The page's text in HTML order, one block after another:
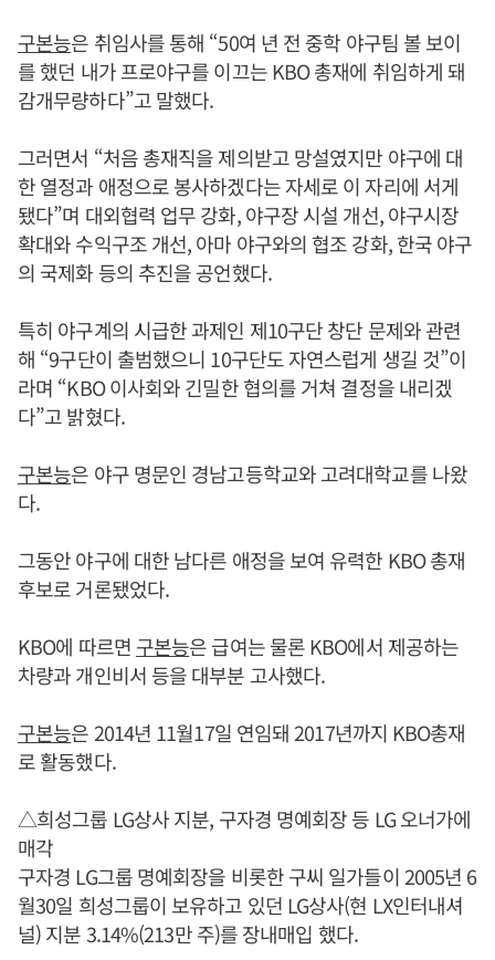
구본능은 취임사를 통해 “50여 년 전 중학 야구팀 볼 보이
를 했던 내가 프로야구를 이끄는 KBO 총재에 취임하게 돼
감개무량하다”고 말했다.
그러면서 “처음 총재직을 제의받고 망설였지만 야구에 대
한 열정과 애정으로 봉사하겠다는 자세로 이 자리에 서게
됐다”며 대외협력 업무 강화, 야구장 시설 개선, 야구시장
확대와 수익구조 개선, 아마 야구와의 협조 강화, 한국 야구
의 국제화 등의 추진을 공언했다.
특히 야구계의 시급한 과제인 제10구단 창단 문제와 관련
해 “9구단이 출범했으니 10구단도 자연스럽게 생길 것”이
라며 “KBO 이사회와 긴밀한 협의를 거쳐 결정을 내리겠
다”고 밝혔다.
구본능은 야구 명문인 경남고등학교와 고려대학교를 나왔
다.
그동안 야구에 대한 남다른 애정을 보여 유력한 KBO 총재
후보로 거론됐었다.
KBO에 따르면 구본능은 급여는 물론 KBO에서 제공하는
차량과 개인비서 등을 대부분 고사했다.
구본능은 2014년 11월17일 연임돼 2017년까지 KBO총재
로 활동했다.
△희성그룹 LG상사 지분, 구자경 명예회장 등 LG 오너가에
매각
구자경 LG그룹 명예회장을 비롯한 구씨 일가들이 2005년 6
월30일 희성그룹이 보유하고 있던 LG상사(현 LX인터내셔
널) 지분 3.14%(213만 주)를 장내매입 했다.